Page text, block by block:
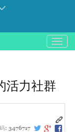
باز
و
活力社群
: 3476717